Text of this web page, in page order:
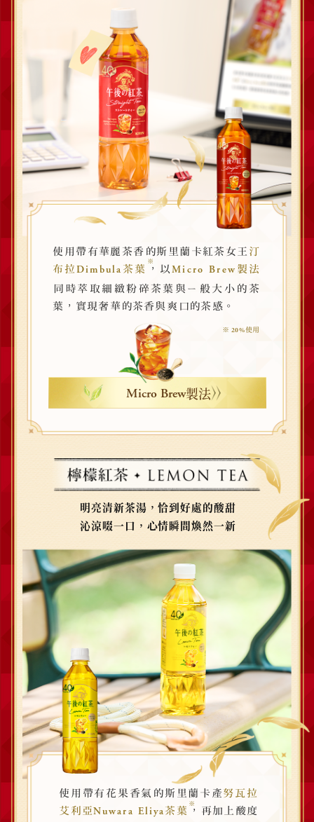
使用帶有華麗茶香的斯里蘭卡紅茶女王 汀
布拉 Dimbula 茶葉
※
， 以Micro Brew 製法
同時萃取細緻粉碎茶葉與ㄧ般大小的茶
葉 ， 實現奢華的茶香與爽口的茶感 。
※ 20%使用
Micro Brew製法
明亮清新茶湯，恰到好處的酸甜
沁涼啜一口，心情瞬間煥然一新
使用帶有花果香氣的斯里蘭卡產 努瓦拉
艾利亞Nuwara Eliya 茶葉
※
，
再加上酸度